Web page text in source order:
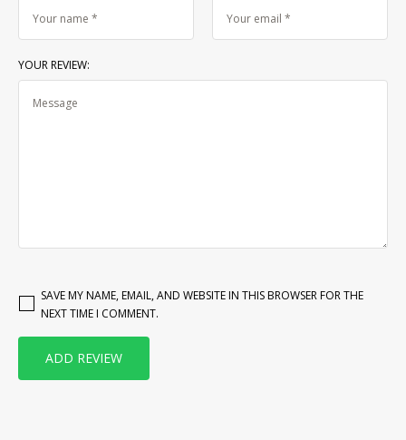
YOUR REVIEW:
SAVE MY NAME, EMAIL, AND WEBSITE IN THIS BROWSER FOR THE
NEXT TIME I COMMENT.